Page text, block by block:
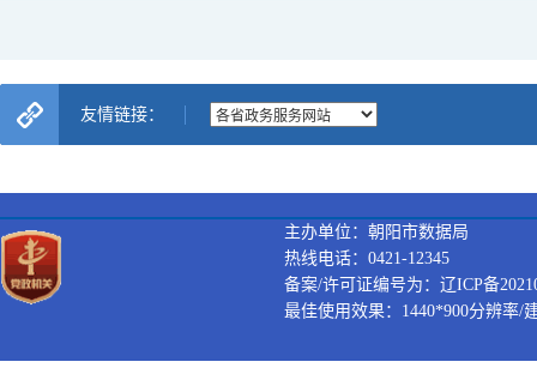
友情链接：
主办单位：朝阳市数据局
热线电话：0421-12345
备案/许可证编号为：辽ICP备
最佳使用效果：1440*900分辨率/